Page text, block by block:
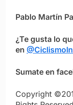
Pablo Martín
¿Te gusta lo
en
Sumate en
Copyright